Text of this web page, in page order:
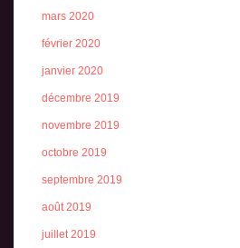
mars 2020
février 2020
janvier 2020
décembre 2019
novembre 2019
octobre 2019
septembre 2019
août 2019
juillet 2019